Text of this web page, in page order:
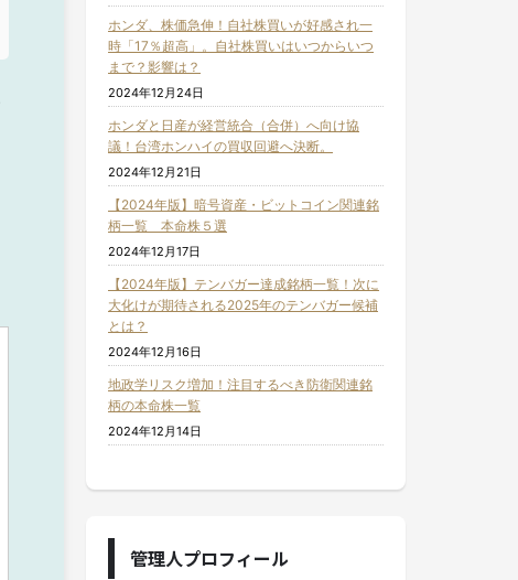
ホンダ、株価急伸！自社株買いが好感され一
時「17％超高」。自社株買いはいつからいつ
まで？影響は？
2024年12月24日
ホンダと日産が経営統合（合併）へ向け協
議！台湾ホンハイの買収回避へ決断。
2024年12月21日
【2024年版】暗号資産・ビットコイン関連銘
柄一覧 本命株５選
2024年12月17日
【2024年版】テンバガー達成銘柄一覧！次に
大化けが期待される2025年のテンバガー候補
とは？
2024年12月16日
地政学リスク増加！注目するべき防衛関連銘
柄の本命株一覧
2024年12月14日
管理人プロフィール